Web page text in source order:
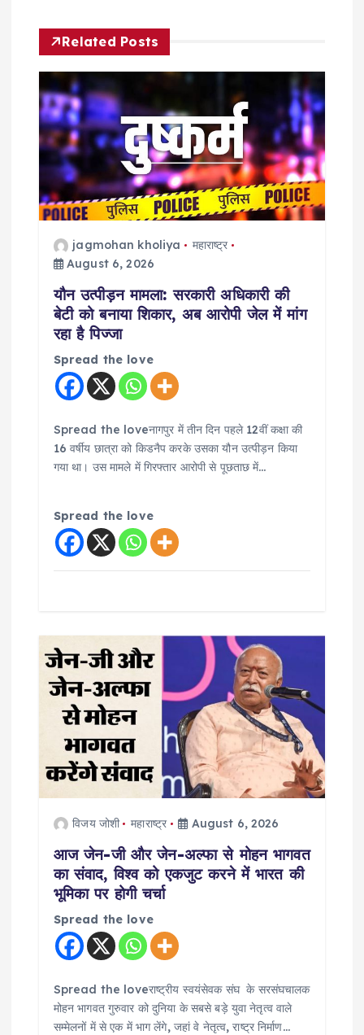
v
g
a
t
Related Posts
jagmohan kholiya
महाराष्ट्र
August 6, 2026
यौन उत्पीड़न मामला: सरकारी अधिकारी की
बेटी को बनाया शिकार, अब आरोपी जेल में मांग
रहा है पिज्जा
Spread the love
Spread the loveनागपुर में तीन दिन पहले 12वीं कक्षा की
16 वर्षीय छात्रा को किडनैप करके उसका यौन उत्पीड़न किया
गया था। उस मामले में गिरफ्तार आरोपी से पूछताछ में…
Spread the love
विजय जोशी महाराष्ट्र August 6, 2026
आज जेन-जी और जेन-अल्फा से मोहन भागवत
का संवाद, विश्व को एकजुट करने में भारत की
भूमिका पर होगी चर्चा
Spread the love
Spread the loveराष्ट्रीय स्वयंसेवक संघ के सरसंघचालक
मोहन भागवत गुरुवार को दुनिया के सबसे बड़े युवा नेतृत्व वाले
सम्मेलनों में से एक में भाग लेंगे, जहां वे नेतृत्व, राष्ट्र निर्माण…